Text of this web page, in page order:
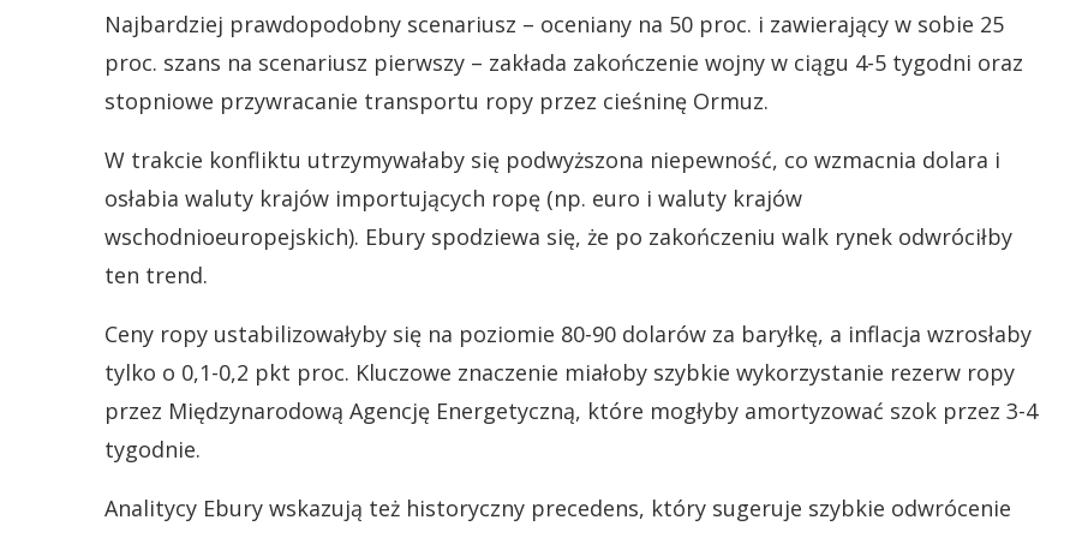
Najbardziej prawdopodobny scenariusz – oceniany na 50 proc. i zawierający w sobie 25
proc. szans na scenariusz pierwszy – zakłada zakończenie wojny w ciągu 4-5 tygodni oraz
stopniowe przywracanie transportu ropy przez cieśninę Ormuz.
W trakcie konfliktu utrzymywałaby się podwyższona niepewność, co wzmacnia dolara i
osłabia waluty krajów importujących ropę (np. euro i waluty krajów
wschodnioeuropejskich). Ebury spodziewa się, że po zakończeniu walk rynek odwróciłby
ten trend.
Ceny ropy ustabilizowałyby się na poziomie 80-90 dolarów za baryłkę, a inflacja wzrosłaby
tylko o 0,1-0,2 pkt proc. Kluczowe znaczenie miałoby szybkie wykorzystanie rezerw ropy
przez Międzynarodową Agencję Energetyczną, które mogłyby amortyzować szok przez 3-4
tygodnie.
Analitycy Ebury wskazują też historyczny precedens, który sugeruje szybkie odwrócenie